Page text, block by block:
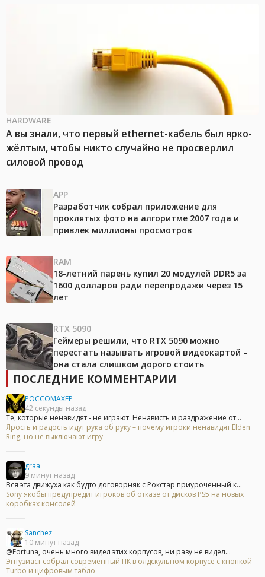
HARDWARE
А вы знали, что первый ethernet-кабель был ярко-
жёлтым, чтобы никто случайно не просверлил
силовой провод
APP
Разработчик собрал приложение для
проклятых фото на алгоритме 2007 года и
привлек миллионы просмотров
RAM
18-летний парень купил 20 модулей DDR5 за
1600 долларов ради перепродажи через 15
лет
RTX 5090
Геймеры решили, что RTX 5090 можно
перестать называть игровой видеокартой –
она стала слишком дорого стоить
ПОСЛЕДНИЕ КОММЕНТАРИИ
POCCOMAXEP
42 секунды назад
Те, которые ненавидят - не играют. Ненависть и раздражение от...
Ярость и радость идут рука об руку – почему игроки ненавидят Elden
Ring, но не выключают игру
graa
9 минут назад
Вся эта движуха как будто договорняк с Рокстар приуроченный к...
Sony якобы предупредит игроков об отказе от дисков PS5 на новых
коробках консолей
Sanchez
10 минут назад
@Fortuna, очень много видел этих корпусов, ни разу не видел...
Энтузиаст собрал современный ПК в олдскульном корпусе с кнопкой
Turbo и цифровым табло